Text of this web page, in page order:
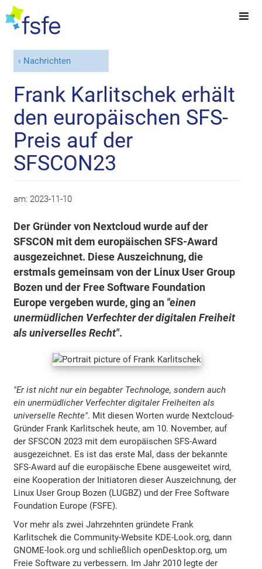
Nachrichten
Frank Karlitschek erhält
den europäischen SFS-
Preis auf der
SFSCON23
am: 2023-11-10
Der Gründer von Nextcloud wurde auf der
SFSCON mit dem europäischen SFS-Award
ausgezeichnet. Diese Auszeichnung, die
erstmals gemeinsam von der Linux User Group
Bozen und der Free Software Foundation
Europe vergeben wurde, ging an "einen
unermüdlichen Verfechter der digitalen Freiheit
als universelles Recht".
"Er ist nicht nur ein begabter Technologe, sondern auch
ein unermüdlicher Verfechter digitaler Freiheiten als
universelle Rechte". Mit diesen Worten wurde Nextcloud-
Gründer Frank Karlitschek heute, am 10. November, auf
der SFSCON 2023 mit dem europäischen SFS-Award
ausgezeichnet. Es ist das erste Mal, dass der bekannte
SFS-Award auf die europäische Ebene ausgeweitet wird,
eine Kooperation der Initiatoren dieser Auszeichnung, der
Linux User Group Bozen (LUGBZ) und der Free Software
Foundation Europe (FSFE).
Vor mehr als zwei Jahrzehnten gründete Frank
Karlitschek die Community-Website KDE-Look.org, dann
GNOME-look.org und schließlich openDesktop.org, um
Freie Software zu verbessern. Im Jahr 2010 legte der